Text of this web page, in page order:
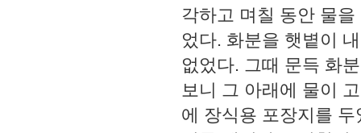
각하고 며칠 동안 물
었다. 화분을 햇볕이
없었다. 그때 문득 화
보니 그 아래에 물이
에 장식용 포장지를